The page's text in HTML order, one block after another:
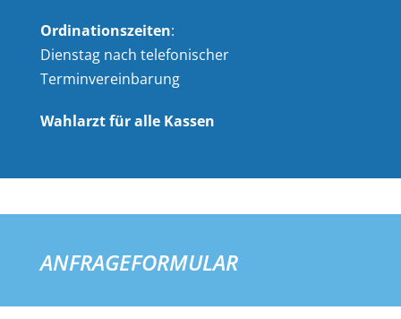
Ordinationszeiten:
Dienstag nach telefonischer
Terminvereinbarung
Wahlarzt für alle Kassen
ANFRAGEFORMULAR